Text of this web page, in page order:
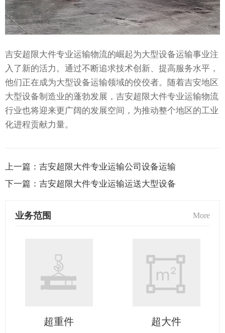
吉安超限大件专业运输物流的崛起为大型设备运输事业注
入了新的活力。通过不断追求技术创新、提高服务水平，
他们正在成为大型设备运输领域的佼佼者。随着吉安地区
大型设备制造业的蓬勃发展，吉安超限大件专业运输物流
行业也将迎来更广阔的发展空间，为推动整个地区的工业
化进程贡献力量。
上一篇： 吉安超限大件专业运输公司设备运输
下一篇： 吉安超限大件专业运输运送大型设备
业务范围 More
超重件 超大件